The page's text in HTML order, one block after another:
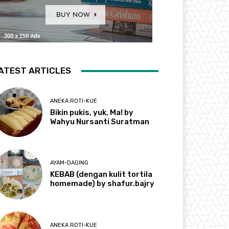
ARTICLES
ANEKA ROTI-KUE
Bikin pukis, yuk, Ma! by
Wahyu Nursanti Suratman
AYAM-DAGING
KEBAB (dengan kulit tortila
homemade) by shafur.bajry
ANEKA ROTI-KUE